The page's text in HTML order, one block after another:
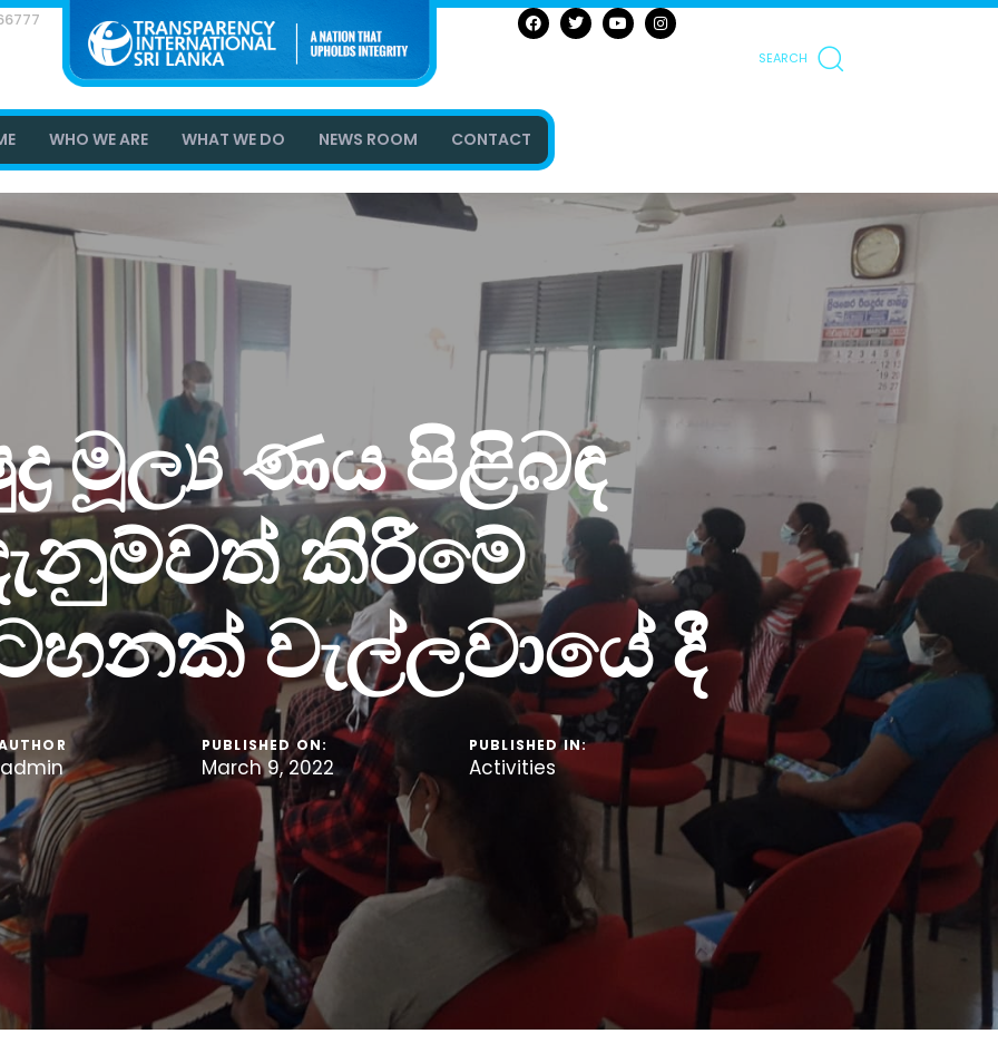
SEARCH
WHO WE ARE WHAT WE DO NEWS ROOM CONTACT
මූල්‍ය ණය පිළිබඳ
කිරීමේ
වැල්ලවායේ දී
admin
PUBLISHED ON:
March 9, 2022
PUBLISHED IN:
Activities